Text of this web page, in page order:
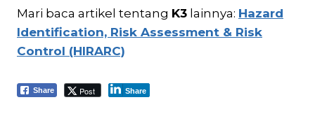
Mari baca artikel tentang K3 lainnya: Hazard
Identification, Risk Assessment & Risk
Control (HIRARC)
Share Post Share